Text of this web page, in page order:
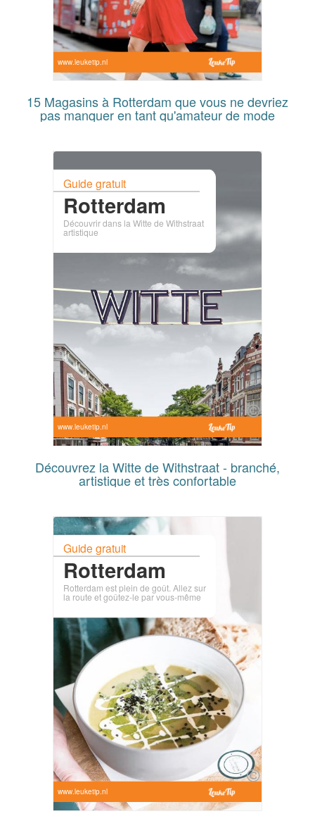
www.leuketip.nl
15 Magasins à Rotterdam que vous ne devriez
pas manquer en tant qu'amateur de mode
Guide gratuit
Rotterdam
Découvrir dans la Witte de Withstraat
artistique
www.leuketip.nl
Découvrez la Witte de Withstraat - branché,
artistique et très confortable
Guide gratuit
Rotterdam
Rotterdam est plein de goût. Allez sur
la route et goûtez-le par vous-même
www.leuketip.nl